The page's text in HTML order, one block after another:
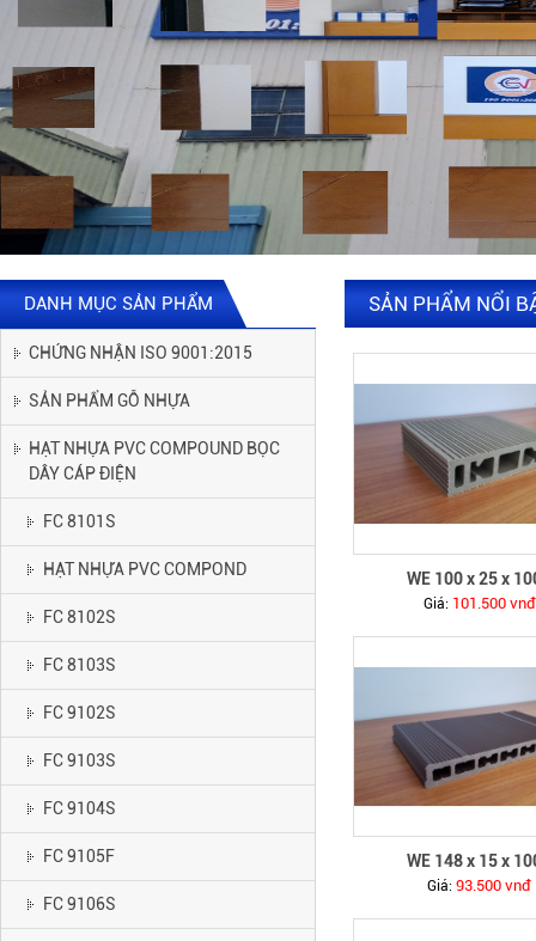
SẢN PHẨM NỔI
WE 100 x 25 x
Giá: 101.500 vnđ
WE 148 x 15 x
Giá:93.500 vnđ
DANH MỤC SẢN PHẨM
CHỨNG NHẬN ISO 9001:2015
SẢN PHẨM GỖ NHỰA
HẠT NHỰA PVC COMPOUND BỌC
DÂY CÁP ĐIỆN
FC 8101S
HẠT NHỰA PVC COMPOND
FC 8102S
FC 8103S
FC 9102S
FC 9103S
FC 9104S
FC 9105F
FC 9106S